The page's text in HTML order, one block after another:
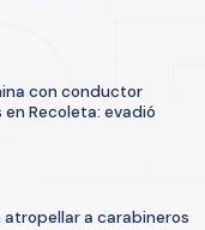
con conductor
Recoleta: evadió
a carabineros